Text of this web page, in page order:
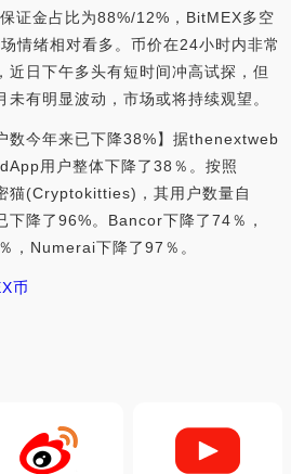
证金占比为88%/12%，BitMEX多空
情绪相对看多。币价在24小时内非常
近日下午多头有短时间冲高试探，但
有明显波动，市场或将持续观望。
数今年来已下降38%】据thenextweb
用户整体下降了38％。按照
猫(Cryptokitties)，其用户数量自
下降了96%。Bancor下降了74％，
，Numerai下降了97％。
币